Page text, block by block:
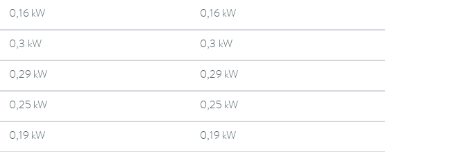
0,16 kW 0,16 kW
0,3 kW 0,3 kW
0,29 kW 0,29 kW
0,25 kW 0,25 kW
0,19 kW 0,19 kW